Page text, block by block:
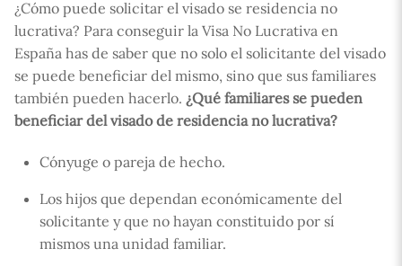
¿Cómo puede solicitar el visado se residencia no
lucrativa? Para conseguir la Visa No Lucrativa en
España has de saber que no solo el solicitante del visado
se puede beneficiar del mismo, sino que sus familiares
también pueden hacerlo. ¿Qué familiares se pueden
beneficiar del visado de residencia no lucrativa?
Cónyuge o pareja de hecho.
Los hijos que dependan económicamente del
solicitante y que no hayan constituido por sí
mismos una unidad familiar.